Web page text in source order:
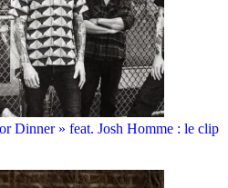
Dinner » feat. Josh Homme : le clip